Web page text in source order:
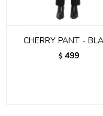
CHERRY PANT -
$ 499